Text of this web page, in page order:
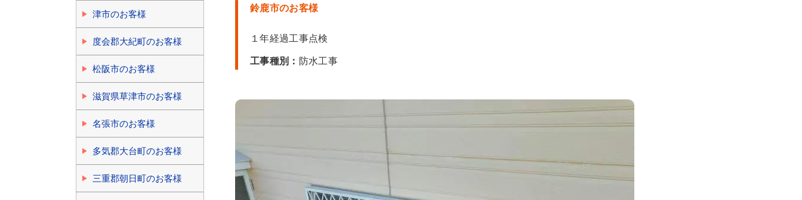
鈴鹿市のお客様
１年経過工事点検
工事種別： 防水工事
津市のお客様
度会郡大紀町のお客様
松阪市のお客様
滋賀県草津市のお客様
名張市のお客様
多気郡大台町のお客様
三重郡朝日町のお客様